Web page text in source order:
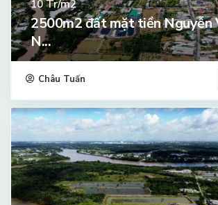
10Tr/m2
2500m2 đất mặt tiền Nguyễn
N...
Châu Tuấn